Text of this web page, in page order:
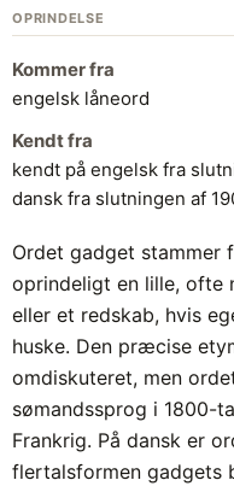
OPRINDELSE
Kommer fra
engelsk låneord
Kendt fra
kendt på engelsk fra
dansk fra slutningen af
Ordet gadget stammer
oprindeligt en lille, ofte
eller et redskab, hvis
huske. Den præcise
omdiskuteret, men
sømandssprog i 1800-
Frankrig. På dansk er
flertalsformen gadgets